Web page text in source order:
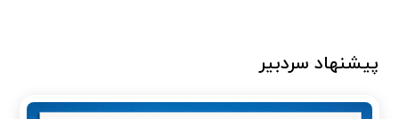
پیشنهاد سردبیر